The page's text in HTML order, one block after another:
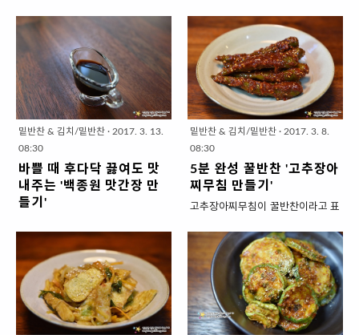
만으로도 맛있는 밑반찬이자 쓰임
이 다양한 새콤한 무생채 만들어보
겠습니다. 새콤해서 입맛 돋궈주는
밑반찬 '무생채 만드는 법' 1. 재료
준비 ( 4인분 X 8회) ▣ 주재료 : 무
1.6kg 1개 (중간크기) * 쪽파를 ..
조름하면서도 살짝 단맛이 돌게~
고기는 푹 삶아 부들부들하게~ 고
기기름을 완전 제거해서 깔끔하게
만들어 보겠습니다. 부들~깔끔! 짜
지않게 '돼지고기장조림 만들기' 1.
재료 준비 ( 4인 x 3회) ▣ 주재료..
이라 만들어 놓으면 든든한데요. 멸
치,오징어,쥐포는 원래 가지고 있는
짠맛이 있어서 양념하기가 까다롭
잖아요. 반면 건새우는 짠맛이 없기
때문에 양념이 맛있게 배입니다. 그
리고 식감도 딱딱하지 않아 물엿을
이용하면 쫀득한 식감을 얻을 수 있
습니다. 쫀득하고 짜지않은 마른반
찬 '매운 건새우볶음 만들기' 1 . 재
료 준비 ( 2인분 x 4회) ▣ 주재료 :
새우는 머리까지 있는게 좋지만 볶
음용은 머리를 제거한 두절건새우
를 사용하세요. * 머리부분에서 쓴
맛이 나고 수염이 입안을 찌를 수 있
어요. ▣ 양념장재료 (밥숟가락) : 고
추장2, 물엿3, 간장1, 소주1, 물7,
어,북어,쥐포... 등 마른반찬이 있잖
아요. 안그래도 마른반찬이 똑~ 떨
어졌는데 마침 마트에서 세일을 하
길래 북어채를 사왔어요. 볶음으로
할까~ 하다가 미세먼지 많은 요즘
가스에서 나오는 미세먼지까지 마
시고 싶지 않기도하고~ 후라이팬
를 부들부들~ 매콤 달콤 짭조름하
게 양념했지요. 이번주 밑반찬으로
매콤한 북어채무침 소개해보겠습니
류 '북어채(황태채)무침 만드는 법'
1. 재료 준비 ( 2인분 일주일) ▣ 주
재료 : 북어채(황태채) 200g, ▣ 양
념장재료 (밥숟가락) : 고추가루4,
고추장 3, 간장4, 매실청8, 다진 마
늘1, 참기름2, 깨1 * 살짝 볼록 올라
밑반찬 & 김치/밑반찬 · 2017. 3. 13.
08:30
바쁠 때 후다닥 끓여도 맛
내주는 '백종원 맛간장 만
들기'
을 간단하게 살려주는 '맛간장'을 보
고 저도 만들어 봤는데요. 국물요리
만들때는 밑국물로 멸치,황태,건새
우등을 우려서 만들다보니 손도 더
가고 요리시간도 길어지잖아요. 그
런데 바쁠때나 간단하게 요리하고
밑반찬 & 김치/밑반찬 · 2017. 3. 8.
08:30
5분 완성 꿀반찬 '고추장아
찌무침 만들기'
고추장아찌무침이 꿀반찬이라고 표
ㅋㅋ 40대이상용입니다. 지난 여름
직접 키운 고추~ 옆집에서 키운 고
추~ 이장님네서 키운 고추~ 모아 모
아 모아서~ 고추장아찌를 잔뜩 만
들어 놓았지요. 겨울내내 먹었는데
도 언제나 맛있게 질리지 않게 먹을